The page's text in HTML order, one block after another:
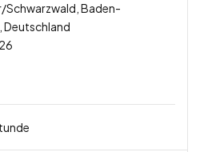
Schwarzwald, Baden-